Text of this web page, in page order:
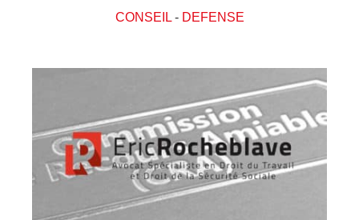
CONSEIL- DEFENSE